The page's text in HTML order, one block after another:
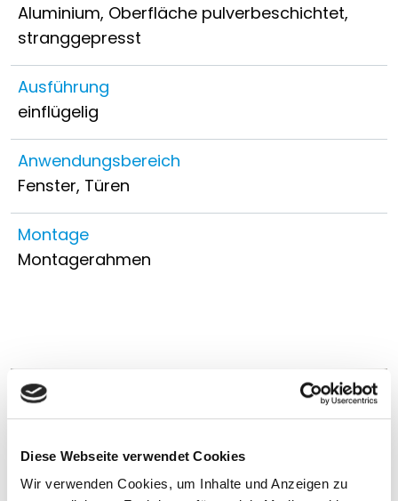
Diese Webseite verwendet Cookies
Wir verwenden Cookies, um Inhalte und Anzeigen zu
Aluminium, Oberfläche pulverbeschichtet,
stranggepresst
Ausführung
einflügelig
Anwendungsbereich
Fenster, Türen
Montage
Montagerahmen